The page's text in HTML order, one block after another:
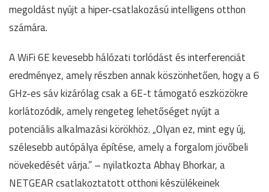
megoldást nyújt a hiper-csatlakozású intelligens otthon
számára.
A WiFi 6E kevesebb hálózati torlódást és interferenciát
eredményez, amely részben annak köszönhetően, hogy a 6
GHz-es sáv kizárólag csak a 6E-t támogató eszközökre
korlátozódik, amely rengeteg lehetőséget nyújt a
potenciális alkalmazási körökhöz. „Olyan ez, mint egy új,
szélesebb autópálya építése, amely a forgalom jövőbeli
növekedését várja.” – nyilatkozta Abhay Bhorkar, a
NETGEAR csatlakoztatott otthoni készülékeinek